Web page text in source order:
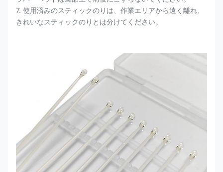
7. 使用済みのスティックのりは、作業エリアから遠く離れ、
きれいなスティックのりとは分けてください。